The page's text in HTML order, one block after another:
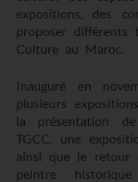
expositions, des
proposer différents
Culture au Maroc.
Inauguré en
plusieurs
la présentation
TGCC, une
ainsi que le retour
peintre